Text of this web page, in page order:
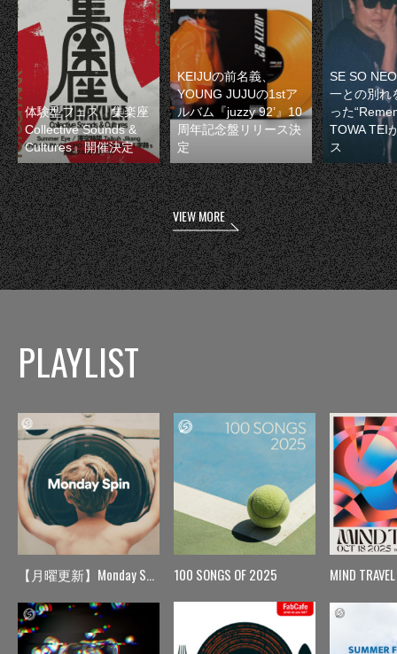
体験型フェス『集楽座
Collective Sounds &
Cultures』開催決定
KEIJUの前名義、
YOUNG JUJUの1stア
ルバム『juzzy 92’』10
周年記念盤リリース決
定
SE SO
一との別れ
った
TOWA TEI
ス
VIEW MORE
PLAYLIST
【月曜更新】Monday Spin 100 SONGS OF 2025 MIND TRAVEL